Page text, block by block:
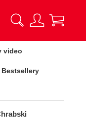
video
Bestsellery